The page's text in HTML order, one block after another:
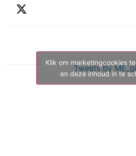
Tweets by
Klik om marketingcookies
en deze inhoud in te